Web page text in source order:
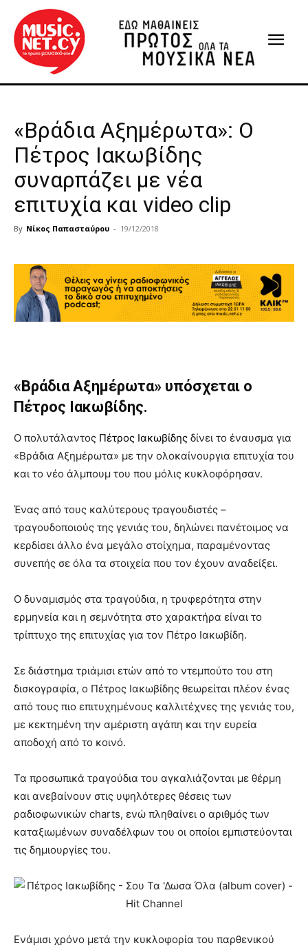
«Βράδια Αξημέρωτα»: Ο
Πέτρος Ιακωβίδης
συναρπάζει με νέα
επιτυχία και video clip
By Νίκος Παπασταύρου - 19/12/2018
«Βράδια Αξημέρωτα» υπόσχεται ο
Πέτρος Ιακωβίδης.
Ο πολυτάλαντος Πέτρος Ιακωβίδης δίνει το έναυσμα για
«Βράδια Αξημέρωτα» με την ολοκαίνουργια επιτυχία του
και το νέο άλμπουμ του που μόλις κυκλοφόρησαν.
Ένας από τους καλύτερους τραγουδιστές –
τραγουδοποιούς της γενιάς του, δηλώνει πανέτοιμος να
κερδίσει άλλο ένα μεγάλο στοίχημα, παραμένοντας
συνεπής σε όλα τα στοιχεία που τον έχουν αναδείξει.
Ο δυναμισμός στα τραγούδια, η τρυφερότητα στην
ερμηνεία και η σεμνότητα στο χαρακτήρα είναι το
τρίπτυχο της επιτυχίας για τον Πέτρο Ιακωβίδη.
Σε διάστημα τριάμισι ετών από το ντεμπούτο του στη
δισκογραφία, ο Πέτρος Ιακωβίδης θεωρείται πλέον ένας
από τους πιο επιτυχημένους καλλιτέχνες της γενιάς του,
με κεκτημένη την αμέριστη αγάπη και την ευρεία
αποδοχή από το κοινό.
Τα προσωπικά τραγούδια του αγκαλιάζονται με θέρμη
και ανεβαίνουν στις υψηλότερες θέσεις των
ραδιοφωνικών charts, ενώ πληθαίνει ο αριθμός των
καταξιωμένων συναδέλφων του οι οποίοι εμπιστεύονται
τις δημιουργίες του.
Ενάμισι χρόνο μετά την κυκλοφορία του παρθενικού